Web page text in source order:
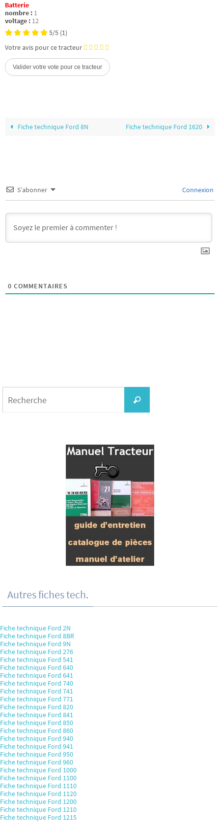
Batterie
nombre : 1
voltage : 12
5/5 (1)
Votre avis pour ce tracteur
Fiche technique Ford 8N Fiche technique Ford 1620
S’abonner Connexion
0 COMMENTAIRES
Recherche
Autres fiches tech.
Fiche technique Ford 2N
Fiche technique Ford 8BR
Fiche technique Ford 9N
Fiche technique Ford 276
Fiche technique Ford 541
Fiche technique Ford 640
Fiche technique Ford 641
Fiche technique Ford 740
Fiche technique Ford 741
Fiche technique Ford 771
Fiche technique Ford 820
Fiche technique Ford 841
Fiche technique Ford 850
Fiche technique Ford 860
Fiche technique Ford 940
Fiche technique Ford 941
Fiche technique Ford 950
Fiche technique Ford 960
Fiche technique Ford 1000
Fiche technique Ford 1100
Fiche technique Ford 1110
Fiche technique Ford 1120
Fiche technique Ford 1200
Fiche technique Ford 1210
Fiche technique Ford 1215